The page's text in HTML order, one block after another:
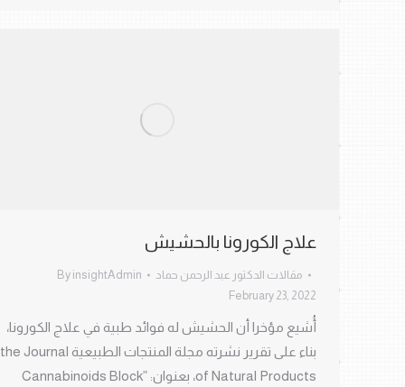
علاج الكورونا بالحشيش
مقالات الدكتور عبد الرحمن حماد By insightAdmin
February 23, 2022
أُشيع مؤخرا أن الحشيش له فوائد طبية في علاج الكورونا،
بناء على تقرير نشرته مجلة المنتجات الطبيعية the Journal
of Natural Products، بعنوان: ”Cannabinoids Block